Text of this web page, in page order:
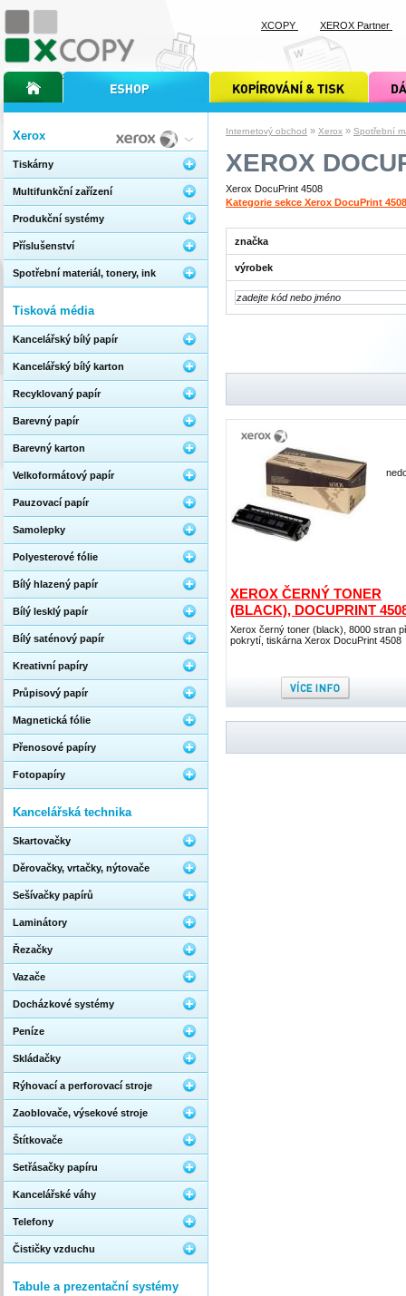
Internetový obchod » Xerox » Spotřební
XEROX
Xerox DocuPrint 4508
Kategorie sekce Xerox DocuPrint 4508
značka
výrobek
XEROX ČERNÝ TONER
(BLACK), DOCUPRINT
Xerox černý toner (black), 8000 stran
pokrytí, tiskárna Xerox DocuPrint 4508
Xerox
Tiskárny
Multifunkční zařízení
Produkční systémy
Příslušenství
Spotřební materiál, tonery, ink
Tisková média
Kancelářský bílý papír
Kancelářský bílý karton
Recyklovaný papír
Barevný papír
Barevný karton
Velkoformátový papír
Pauzovací papír
Samolepky
Polyesterové fólie
Bílý hlazený papír
Bílý lesklý papír
Bílý saténový papír
Kreativní papíry
Průpisový papír
Magnetická fólie
Přenosové papíry
Fotopapíry
Kancelářská technika
Skartovačky
Děrovačky, vrtačky, nýtovače
Sešívačky papírů
Laminátory
Řezačky
Vazače
Docházkové systémy
Peníze
Skládačky
Rýhovací a perforovací stroje
Zaoblovače, výsekové stroje
Štítkovače
Setřásačky papíru
Kancelářské váhy
Telefony
Čističky vzduchu
Tabule a prezentační systémy
úvodní stránka xcopyinternetový obchod xcopy kopírování a tisk xcopy dárkové
XCOPY XEROX Partner